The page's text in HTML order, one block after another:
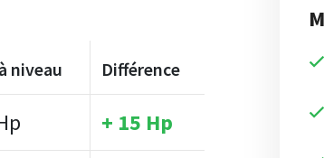
niveau Différence
+ 15 Hp